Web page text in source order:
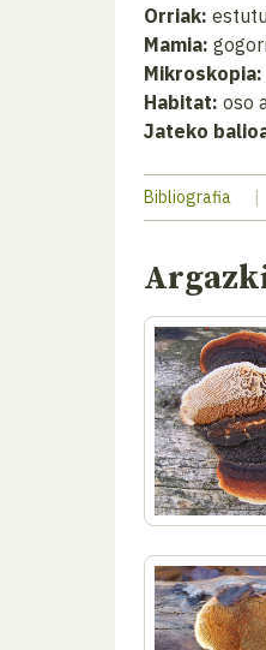
Orriak:
Mamia:
Mikroskopia:
Habitat: oso
Jateko
Bibliografia |